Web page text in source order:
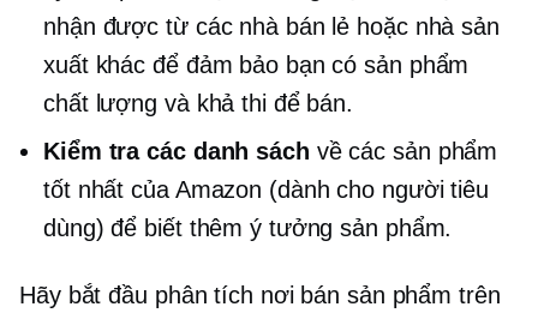
nhận được từ các nhà bán lẻ hoặc nhà sản
xuất khác để đảm bảo bạn có sản phẩm
chất lượng và khả thi để bán.
Kiểm tra các danh sách về các sản phẩm
tốt nhất của Amazon (dành cho người tiêu
dùng) để biết thêm ý tưởng sản phẩm.
Hãy bắt đầu phân tích nơi bán sản phẩm trên